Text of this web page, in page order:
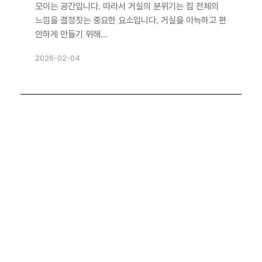
모이는 공간입니다. 따라서 거실의 분위기는 집 전체의
느낌을 결정짓는 중요한 요소입니다. 거실을 아늑하고 편
안하게 만들기 위해...
2026-02-04